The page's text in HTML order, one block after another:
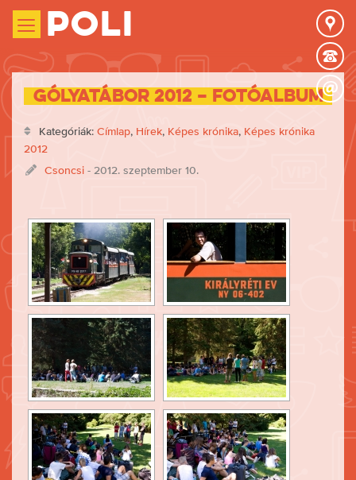
Poli
Gólyatábor 2012 – Fotóalbum
Kategóriák: Címlap, Hírek, Képes krónika, Képes krónika
2012
Csoncsi - 2012. szeptember 10.